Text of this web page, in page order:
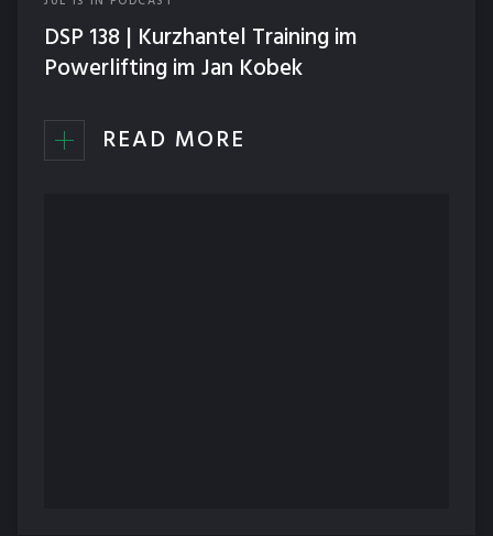
DSP 138 | Kurzhantel Training im
Powerlifting im Jan Kobek
READ MORE